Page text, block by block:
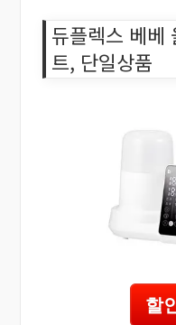
듀플렉스 베베
트, 단일상품
할